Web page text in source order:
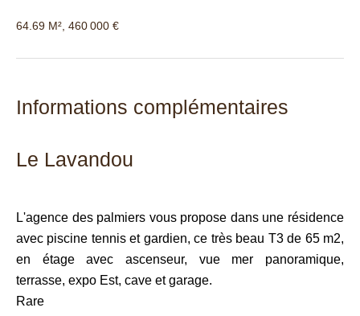
64.69 M², 460 000 €
Informations complémentaires
Le Lavandou
L'agence des palmiers vous propose dans une résidence
avec piscine tennis et gardien, ce très beau T3 de 65 m2,
en étage avec ascenseur, vue mer panoramique,
terrasse, expo Est, cave et garage.
Rare